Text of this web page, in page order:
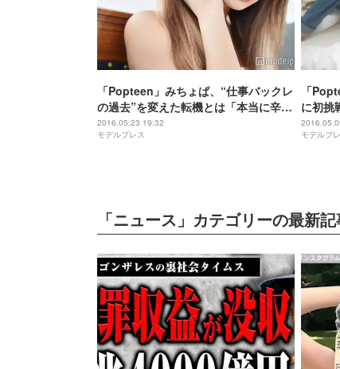
「Popteen」みちょぱ、“仕事バックレ
の過去”を変えた転機とは「本当に辛か
った」 藤田ニコルへ率直な想いも
2016.05.23 19:32
モデルプレス
「
に初挑
かす
モデルプ
「ニュース」カテゴリーの最新